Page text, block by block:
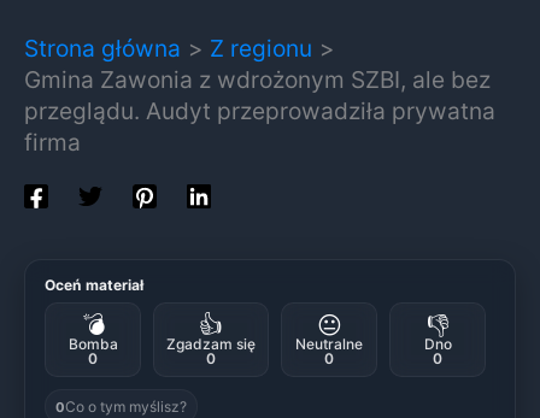
Strona główna
Z regionu
Gmina Zawonia z wdrożonym SZBI, ale bez
przeglądu. Audyt przeprowadziła prywatna
firma
Oceń materiał
💣
Bomba
0
👍
Zgadzam się
0
😐
Neutralne
0
👎
Dno
0
0Co o tym myślisz?